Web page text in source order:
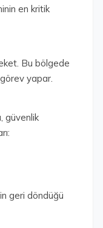
en kritik
Bu bölgede
yapar.
güvenlik
geri döndüğü